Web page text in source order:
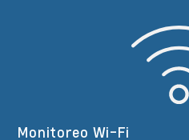
Monitoreo Wi-Fi